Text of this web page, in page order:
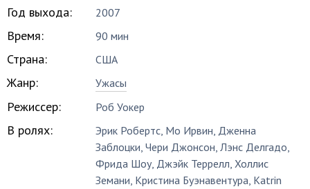
Год выхода: 2007
Время: 90 мин
Страна: США
Жанр: Ужасы
Режиссер: Роб Уокер
В ролях: Эрик Робертс, Мо Ирвин, Дженна
Заблоцки,Чери Джонсон,Лэнс Делгадо,
Фрида Шоу, Джэйк Террелл,Холлис
Земани, Кристина Буэнавентура, Katrin